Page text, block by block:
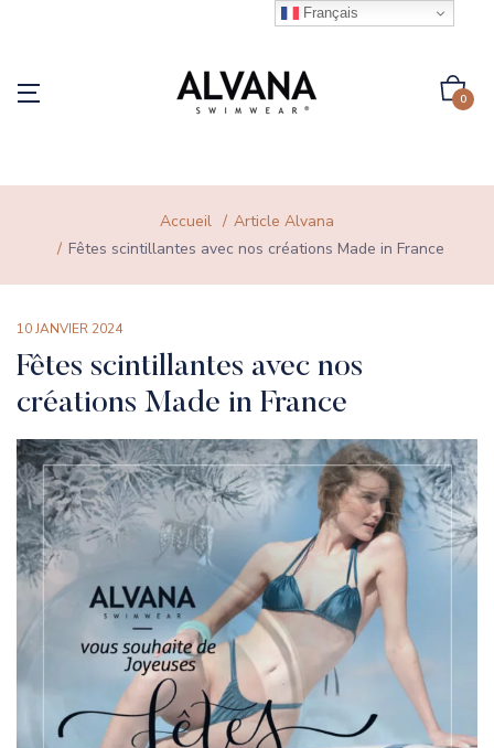
0
Accueil
Article Alvana
Fêtes scintillantes avec nos créations Made in France
10 JANVIER 2024
Fêtes scintillantes avec nos
créations Made in France
Français